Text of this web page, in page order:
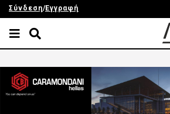
Σύνδεση/Εγγραφή